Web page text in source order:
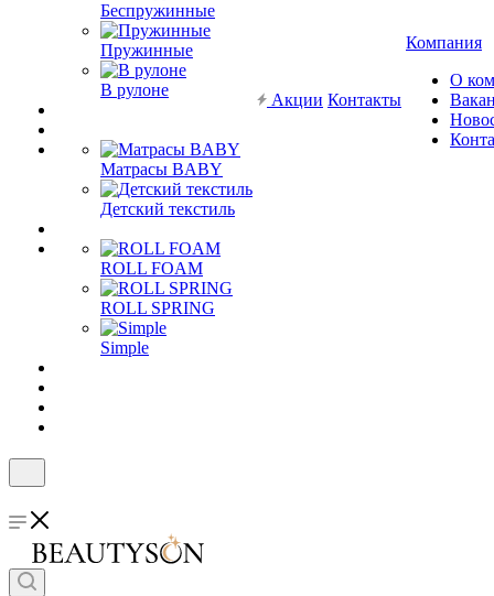
Беспружинные
Пружинные
В рулоне
Матрасы BABY
Детский текстиль
ROLL FOAM
ROLL SPRING
Simple
Акции Контакты
Компания
О